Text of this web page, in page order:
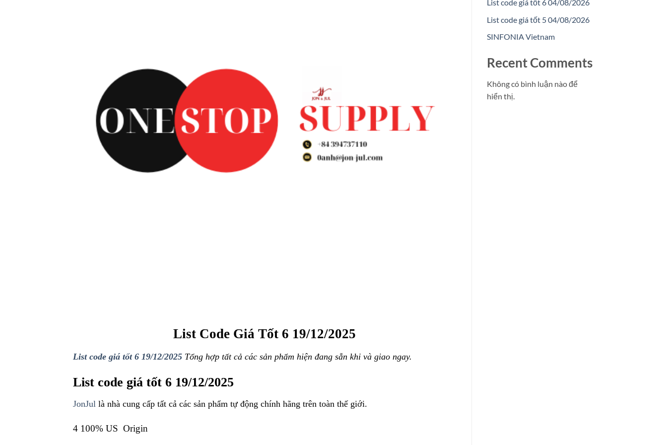
List Code Giá Tốt 6 19/12/2025
List code giá tốt 6 19/12/2025 Tổng hợp tất cả các sản phẩm hiện đang sẵn khi và giao ngay.
List code giá tốt 6 19/12/2025
JonJul là nhà cung cấp tất cả các sản phẩm tự động chính hãng trên toàn thế giới.
4 100% US Origin
List code giá tốt 6 04/08/2026
List code giá tốt 5 04/08/2026
SINFONIA Vietnam
Recent Comments
Không có bình luận nào để
hiển thị.